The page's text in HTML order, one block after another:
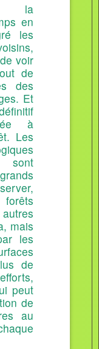
la
en
les
voir
de
des
Et
à
Les
sont
mais
les
de
peut
de
au